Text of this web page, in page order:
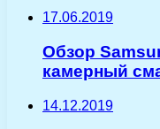
17.06.2019
Обзор
камерный
14.12.2019